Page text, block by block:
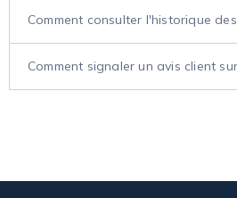
Comment consulter l'historique
Comment signaler un avis client